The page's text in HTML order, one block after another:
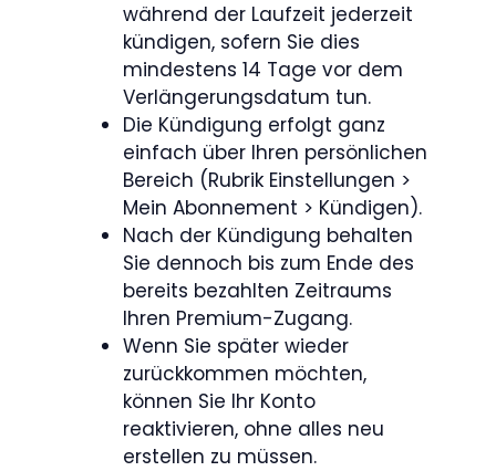
während der Laufzeit jederzeit
kündigen, sofern Sie dies
mindestens 14 Tage vor dem
Verlängerungsdatum tun.
Die Kündigung erfolgt ganz
einfach über Ihren persönlichen
Bereich (Rubrik Einstellungen >
Mein Abonnement > Kündigen).
Nach der Kündigung behalten
Sie dennoch bis zum Ende des
bereits bezahlten Zeitraums
Ihren Premium-Zugang.
Wenn Sie später wieder
zurückkommen möchten,
können Sie Ihr Konto
reaktivieren, ohne alles neu
erstellen zu müssen.